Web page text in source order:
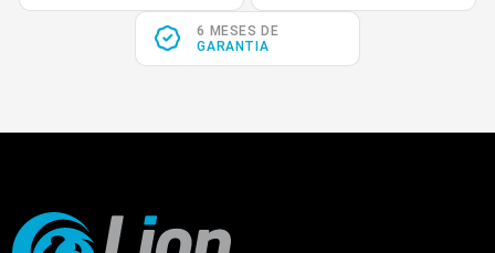
6 MESES DE
GARANTIA